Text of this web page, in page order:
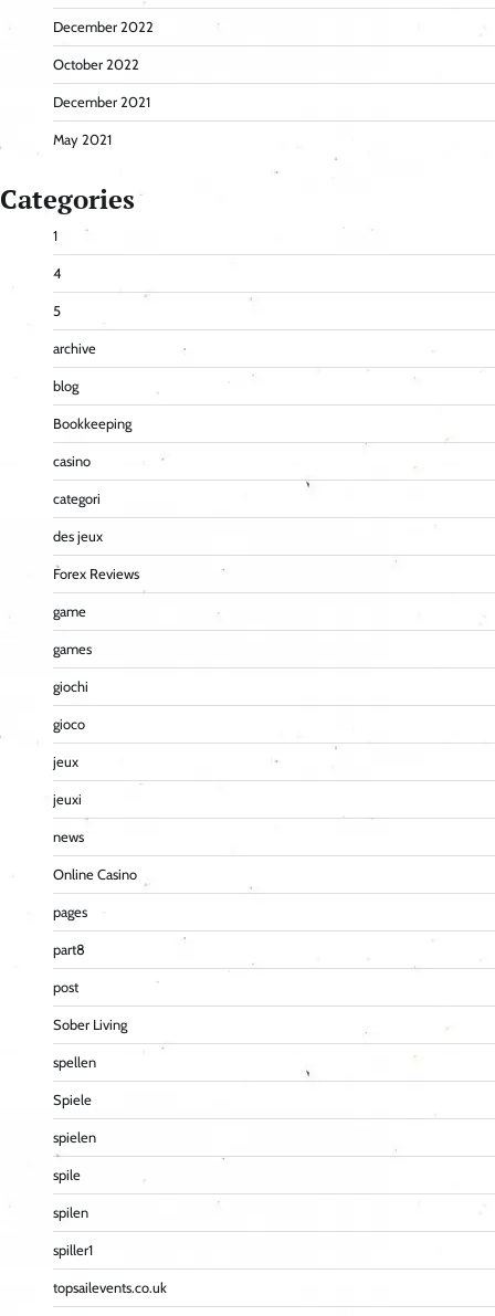
December 2022
October 2022
December 2021
May 2021
Categories
1
4
5
archive
blog
Bookkeeping
casino
categori
des jeux
Forex Reviews
game
games
giochi
gioco
jeux
jeuxi
news
Online Casino
pages
part8
post
Sober Living
spellen
Spiele
spielen
spile
spilen
spiller1
topsailevents.co.uk